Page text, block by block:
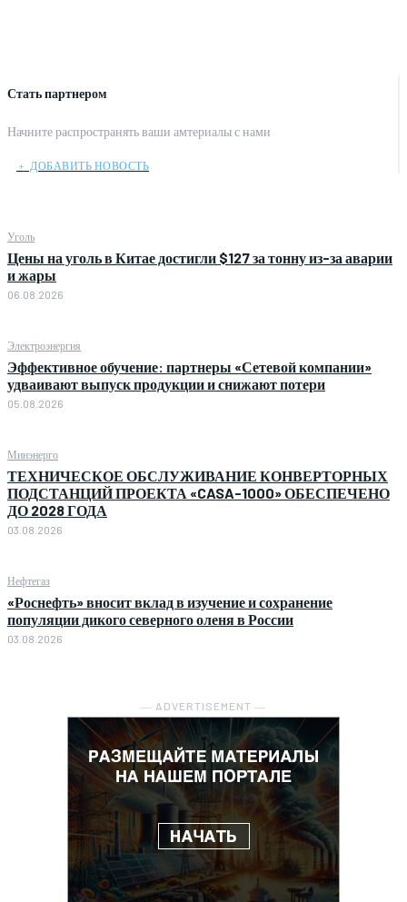
Стать партнером
Начните распространять ваши амтериалы с нами
﹢ ДОБАВИТЬ НОВОСТЬ
Уголь
Цены на уголь в Китае достигли $127 за тонну из-за аварии
и жары
06.08.2026
Электроэнергия
Эффективное обучение: партнеры «Сетевой компании»
удваивают выпуск продукции и снижают потери
05.08.2026
Минэнерго
ТЕХНИЧЕСКОЕ ОБСЛУЖИВАНИЕ КОНВЕРТОРНЫХ
ПОДСТАНЦИЙ ПРОЕКТА «CASA-1000» ОБЕСПЕЧЕНО
ДО 2028 ГОДА
03.08.2026
Нефтегаз
«Роснефть» вносит вклад в изучение и сохранение
популяции дикого северного оленя в России
03.08.2026
― ADVERTISEMENT ―